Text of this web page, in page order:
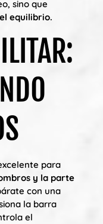
sino que
equilibrio.
para
y la parte
con una
la barra
el